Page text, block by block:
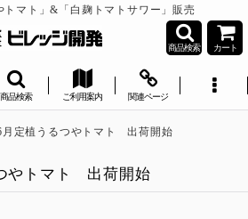
トマト」&「白麹トマトサワー」販売
商品検索 カート
商品検索 ご利用案内 関連ページ
月定植うるつやトマト 出荷開始
やトマト 出荷開始